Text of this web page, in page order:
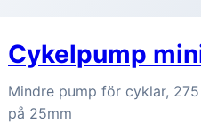
Cykelpump
Mindre pump för cyklar,
på 25mm